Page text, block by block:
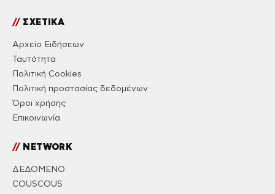
//ΣΧΕΤΙΚΑ
Αρχείο Ειδήσεων
Ταυτότητα
Πολιτική Cookies
Πολιτική προστασίας δεδομένων
Όροι χρήσης
Επικοινωνία
//NETWORK
ΔΕΔΟΜΕΝΟ
COUSCOUS